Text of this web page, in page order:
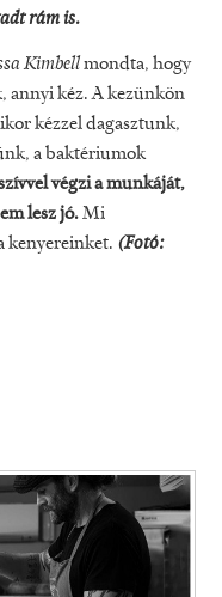
rám is.
Kimbellmondta, hogy
annyi kéz. A kezünkön
kézzel dagasztunk,
a baktériumok
végzi a munkáját,
lesz jó.Mi
kenyereinket. (Fotó: